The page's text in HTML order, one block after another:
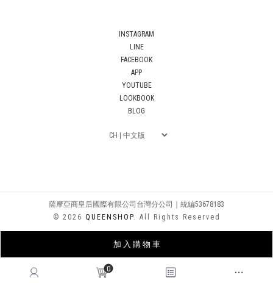
0
加 入 購 物 車
INSTAGRAM
LINE
FACEBOOK
APP
YOUTUBE
LOOKBOOK
BLOG
薩摩亞商皇后國際有限公司台灣分公司｜統編53678183
© 2026 QUEENSHOP. All Rights Reserved